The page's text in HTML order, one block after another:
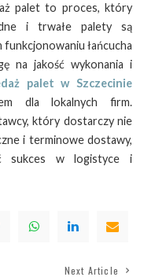
palet to proces, który
i trwałe palety są
łańcucha
na jakość wykonania i
palet w Szczecinie
dla lokalnych firm.
który dostarczy nie
i terminowe dostawy,
sukces w logistyce i
Next Article